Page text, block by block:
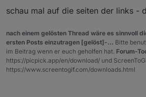
schau mal auf die seiten der links -
nach einem gelösten Thread wäre es sinnvoll
ersten Posts einzutragen [gelöst]-... Bitte
im Beitrag wenn er euch geholfen hat. Forum-
https://picpick.app/en/download/ und
https://www.screentogif.com/downloads.html